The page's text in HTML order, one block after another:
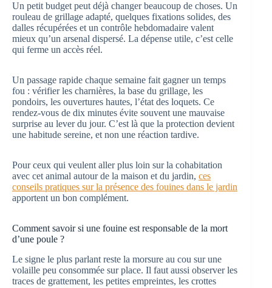
Un petit budget peut déjà changer beaucoup de choses. Un
rouleau de grillage adapté, quelques fixations solides, des
dalles récupérées et un contrôle hebdomadaire valent
mieux qu’un arsenal dispersé. La dépense utile, c’est celle
qui ferme un accès réel.
Un passage rapide chaque semaine fait gagner un temps
fou : vérifier les charnières, la base du grillage, les
pondoirs, les ouvertures hautes, l’état des loquets. Ce
rendez-vous de dix minutes évite souvent une mauvaise
surprise au lever du jour. C’est là que la protection devient
une habitude sereine, et non une réaction tardive.
Pour ceux qui veulent aller plus loin sur la cohabitation
avec cet animal autour de la maison et du jardin, ces
conseils pratiques sur la présence des fouines dans le jardin
apportent un bon complément.
Comment savoir si une fouine est responsable de la mort
d’une poule ?
Le signe le plus parlant reste la morsure au cou sur une
volaille peu consommée sur place. Il faut aussi observer les
traces de grattement, les petites empreintes, les crottes